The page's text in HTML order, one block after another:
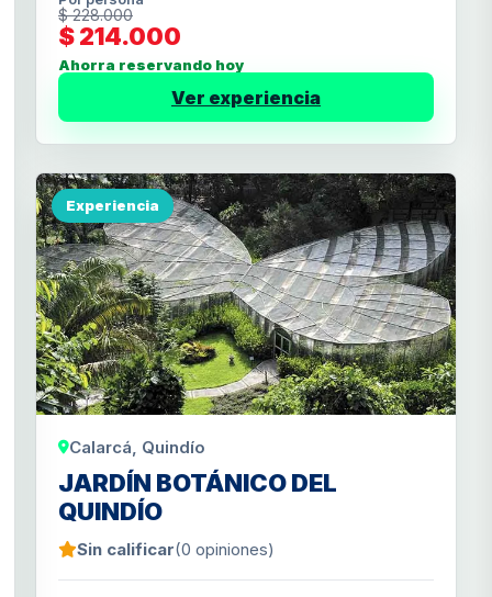
$ 228.000
$ 214.000
Ahorra reservando hoy
Ver experiencia
Experiencia
Calarcá, Quindío
JARDÍN BOTÁNICO DEL
QUINDÍO
Sin calificar(0 opiniones)